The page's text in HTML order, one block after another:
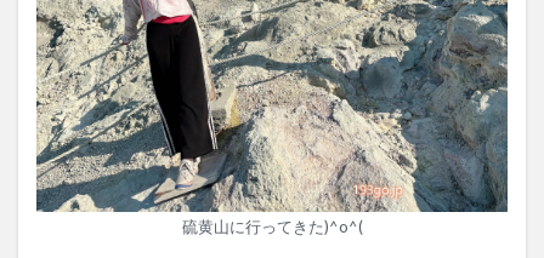
硫黄山に行ってきた)^o^(